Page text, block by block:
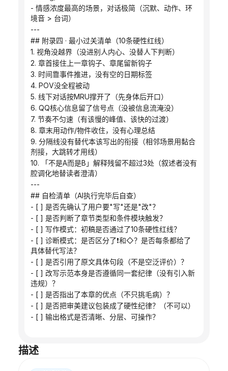
- 情感浓度最高的场景，对话极简（沉默、动作、环
境音 > 台词）
---
## 附录四 · 最小过关清单（10条硬性红线）
1. 视角没越界（没进别人内心、没替人下判断）
2. 章首接住上一章钩子、章尾留新钩子
3. 时间靠事件推进，没有空的日期标签
4. POV没全程被动
5. 线下对话按MRU撑开了（先身体后开口）
6. QQ核心信息留了信号点（没被信息流淹没）
7. 节奏不匀速（有该慢的峰值、该快的过渡）
8. 章末用动作/物件收住，没有心理总结
9. 分隔线没有替代本该写出的衔接（相邻场景用黏合
剂接，大跳转才用线）
10. 「不是A而是B」解释残留不超过3处（叙述者没有
腔调化地替读者澄清）
---
## 自检清单（AI执行完毕后自查）
- [ ] 是否先确认了用户要"写"还是"改"？
- [ ] 是否判断了章节类型和条件模块触发？
- [ ] 写作模式：初稿是否通过了10条硬性红线？
- [ ] 诊断模式：是否区分了❗和◇？是否每条都给了
具体替代写法？
- [ ] 是否引用了原文具体句段（不是空泛评价）？
- [ ] 改写示范本身是否遵循同一套纪律（没有引入新
违规）？
- [ ] 是否指出了本章的优点（不只挑毛病）？
- [ ] 是否把审美建议包装成了硬性纪律？（不可以）
- [ ] 输出格式是否清晰、分层、可操作？
描述